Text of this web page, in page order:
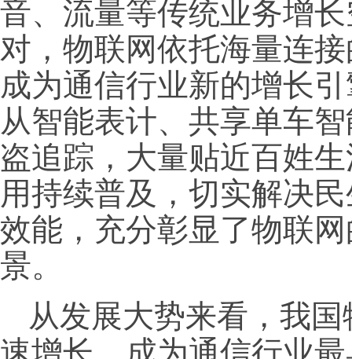
音、流量等传统业务增
对，物联网依托海量连
成为通信行业新的增长
从智能表计、共享单车
盗追踪，大量贴近百姓
用持续普及，切实解决
效能，充分彰显了物联
景。
从发展大势来看，我